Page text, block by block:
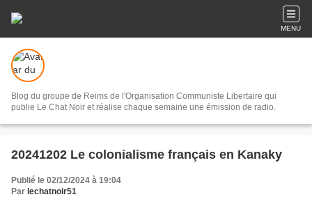
MENU
Blog du groupe de Reims de l'Organisation Communiste Libertaire qui
publie Le Chat Noir et réalise chaque semaine une émission de radio.
20241202 Le colonialisme français en Kanaky
Publié le 02/12/2024 à 19:04
Par lechatnoir51